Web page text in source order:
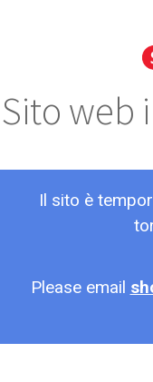
Sito web
Il sito è
Please email